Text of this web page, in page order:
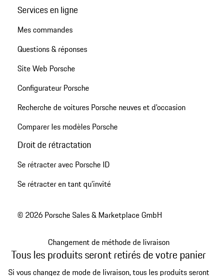
Services en ligne
Mes commandes
Questions & réponses
Site Web Porsche
Configurateur Porsche
Recherche de voitures Porsche neuves et d'occasion
Comparer les modèles Porsche
Droit de rétractation
Se rétracter avec Porsche ID
Se rétracter en tant qu’invité
© 2026 Porsche Sales & Marketplace GmbH
Changement de méthode de livraison
Tous les produits seront retirés de votre panier
Si vous changez de mode de livraison, tous les produits seront